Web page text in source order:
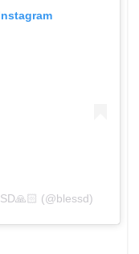
(@blessd)